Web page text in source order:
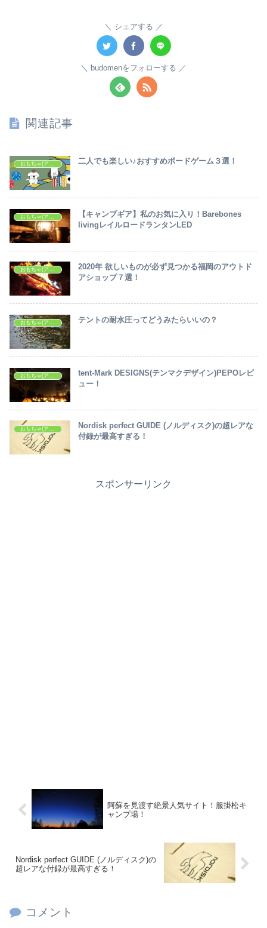
シェアする
budomenをフォローする
関連記事
おもちゃ(アイテム・ギア等) 二人でも楽しい♪おすすめボードゲーム３選！
【キャンプギア】私のお気に入り！Barebones
livingレイルロードランタンLED
おもちゃ(アイテム・ギア等)
2020年 欲しいものが必ず見つかる福岡のアウトド
アショップ７選！
おもちゃ(アイテム・ギア等) テントの耐水圧ってどうみたらいいの？
tent-Mark DESIGNS(テンマクデザイン)PEPOレビ
ュー！
Nordisk perfect GUIDE (ノルディスク)の超レアな
付録が最高すぎる！
スポンサーリンク
阿蘇を見渡す絶景人気サイト！服掛松キ
ャンプ場！
Nordisk perfect GUIDE (ノルディスク)の
超レアな付録が最高すぎる！
コメント